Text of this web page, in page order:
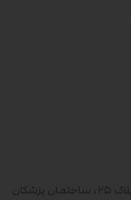
فلکه دوم تهرانپارس، ابتدای خیابان فرجام شرقی،پلاک ۲۵، ساختمان پزشکان